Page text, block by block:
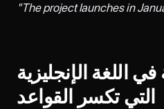
"The project launches in
اللغة الإنجليزية
التي تكسر القواعد